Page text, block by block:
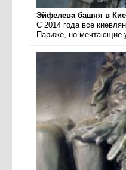
Эйфелева башня в
С 2014 года все
Париже, но мечтающие